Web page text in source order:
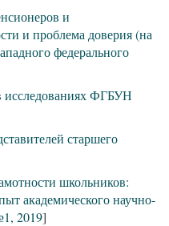
и
и проблема доверия (на
федерального
исследованиях ФГБУН
старшего
школьников:
академического научно-
2019]